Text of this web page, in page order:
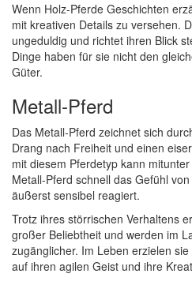
Wenn Holz-Pferde Geschichten
mit kreativen Details zu versehen.
ungeduldig und richtet ihren Blick
Dinge haben für sie nicht den
Güter.
Metall-Pferd
Das Metall-Pferd zeichnet sich
Drang nach Freiheit und einen
mit diesem Pferdetyp kann
Metall-Pferd schnell das Gefühl
äußerst sensibel reagiert.
Trotz ihres störrischen Verhaltens
großer Beliebtheit und werden im
zugänglicher. Im Leben erzielen
auf ihren agilen Geist und ihre